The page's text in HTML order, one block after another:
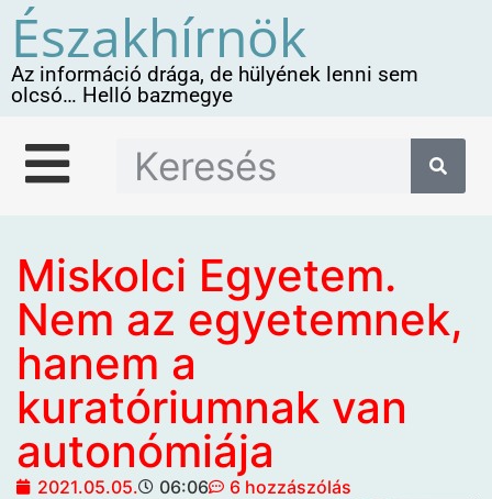
Északhírnök
Az információ drága, de hülyének lenni sem
olcsó… Helló bazmegye
Miskolci Egyetem.
Nem az egyetemnek,
hanem a
kuratóriumnak van
autonómiája
2021.05.05. 06:06 6 hozzászólás